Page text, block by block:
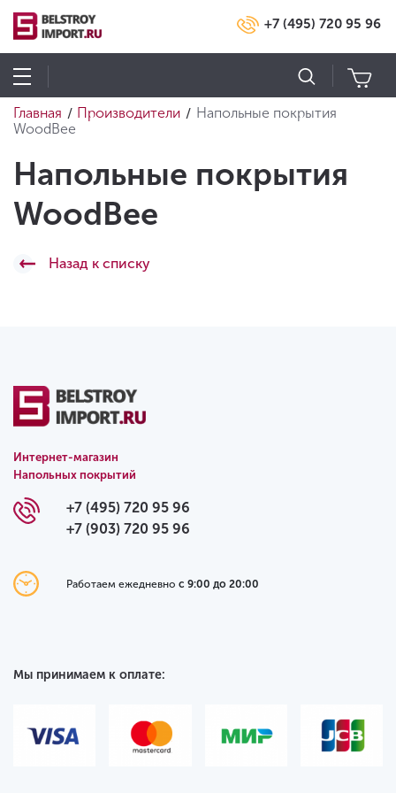
+7 (495) 720 95 96
Главная / Производители / Напольные покрытия
WoodBee
Напольные покрытия
WoodBee
Назад к списку
Интернет-магазин
Напольных покрытий
+7 (495) 720 95 96
+7 (903) 720 95 96
Работаем ежедневно с 9:00 до 20:00
Мы принимаем к оплате: